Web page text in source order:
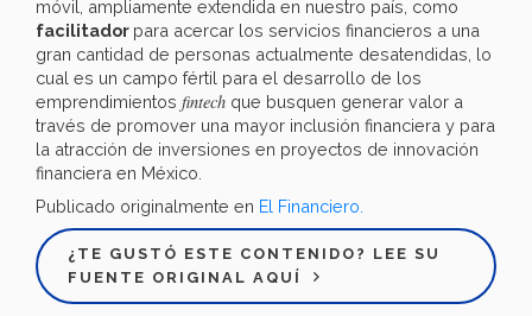
móvil, ampliamente extendida en nuestro país, como
facilitador para acercar los servicios financieros a una
gran cantidad de personas actualmente desatendidas, lo
cual es un campo fértil para el desarrollo de los
emprendimientos fintech que busquen generar valor a
través de promover una mayor inclusión financiera y para
la atracción de inversiones en proyectos de innovación
financiera en México.
Publicado originalmente en El Financiero.
¿TE GUSTÓ ESTE CONTENIDO? LEE SU
FUENTE ORIGINAL AQUÍ